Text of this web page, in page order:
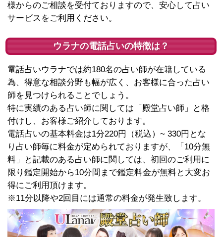
様からのご相談を受付ておりますので、安心して占い
サービスをご利用ください。
ウラナの電話占いの特徴は？
電話占いウラナでは約180名の占い師が在籍している
為、得意な相談分野も幅が広く、お客様に合った占い
師を見つけられることでしょう。
特に実績のある占い師に関しては「殿堂占い師」と格
付けし、お客様ご紹介しております。
電話占いの基本料金は1分220円（税込）~ 330円とな
り占い師毎に料金が定められておりますが、「10分無
料」と記載のある占い師に関しては、初回のご利用に
限り鑑定開始から10分間まで鑑定料金が無料と大変お
得にご利用頂けます。
※11分以降や2回目には通常の料金が発生致します。